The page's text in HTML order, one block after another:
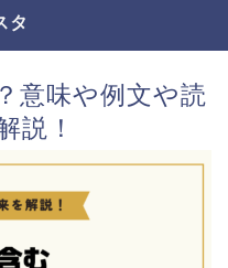
タ
意味や例文や読
説！